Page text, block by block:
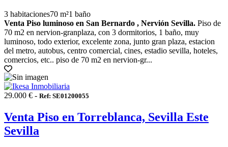
3 habitaciones70 m²1 baño
Venta Piso luminoso en San Bernardo , Nervión Sevilla. Piso de
70 m2 en nervion-granplaza, con 3 dormitorios, 1 baño, muy
luminoso, todo exterior, excelente zona, junto gran plaza, estacion
del metro, autobus, centro comercial, cines, estadio sevilla, hoteles,
comercios, etc.. piso de 70 m2 en nervion-gr...
29.000 € - Ref: SE01200055
Venta Piso en Torreblanca, Sevilla Este
Sevilla